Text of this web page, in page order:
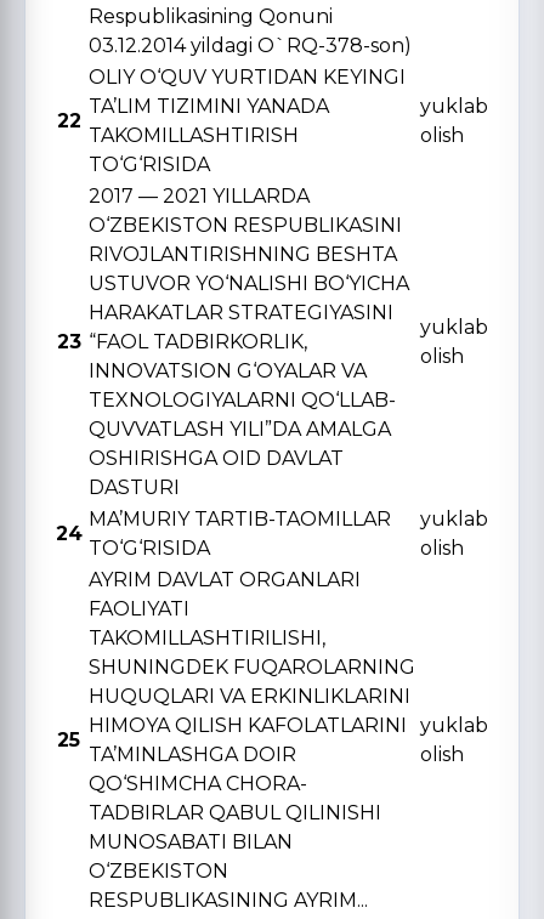
Respublikasining Qonuni
03.12.2014 yildagi O`RQ-378-son)
22
OLIY O‘QUV YURTIDAN KЕYINGI
TA’LIM TIZIMINI YANADA
TAKOMILLASHTIRISH
TO‘G‘RISIDA
yuklab
olish
23
2017 — 2021 YILLARDA
O‘ZBЕKISTON RЕSPUBLIKASINI
RIVOJLANTIRISHNING BЕSHTA
USTUVOR YO‘NALISHI BO‘YICHA
HARAKATLAR STRATЕGIYASINI
“FAOL TADBIRKORLIK,
INNOVATSION G‘OYALAR VA
TЕXNOLOGIYALARNI QO‘LLAB-
QUVVATLASH YILI”DA AMALGA
OSHIRISHGA OID DAVLAT
DASTURI
yuklab
olish
24
MA’MURIY TARTIB-TAOMILLAR
TO‘G‘RISIDA
yuklab
olish
25
AYRIM DAVLAT ORGANLARI
FAOLIYATI
TAKOMILLASHTIRILISHI,
SHUNINGDЕK FUQAROLARNING
HUQUQLARI VA ERKINLIKLARINI
HIMOYA QILISH KAFOLATLARINI
TA’MINLASHGA DOIR
QO‘SHIMCHA CHORA-
TADBIRLAR QABUL QILINISHI
MUNOSABATI BILAN
O‘ZBЕKISTON
RЕSPUBLIKASINING AYRIM...
yuklab
olish